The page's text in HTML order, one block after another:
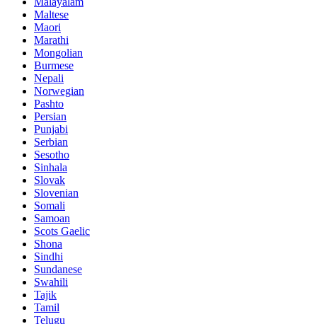
Maltese
Maori
Marathi
Mongolian
Burmese
Nepali
Norwegian
Pashto
Persian
Punjabi
Serbian
Sesotho
Sinhala
Slovak
Slovenian
Somali
Samoan
Scots Gaelic
Shona
Sindhi
Sundanese
Swahili
Tajik
Tamil
Telugu